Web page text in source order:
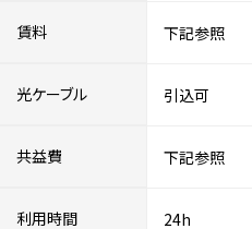
賃料 下記参照
光ケーブル 引込可
共益費 下記参照
利用時間 24h